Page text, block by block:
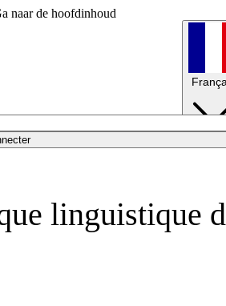
naar de hoofdinhoud
linguistique